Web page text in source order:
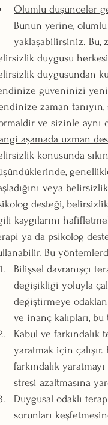
Olumlu düşünceler
Bunun yerine,
yaklaşabilirsiniz. Bu,
duygusu
duygusundan
güveninizi
zaman
ve sizinle aynı
aşamada uzman
konusunda
veya
desteği,
kaygılarını
ya da psikolog
Bu
Bilişsel davranışçı
değişikliği yoluyla
değiştirmeye
ve inanç kalıpları,
Kabul ve farkındalık
yaratmak için
farkındalık
stresi azaltmasına
Duygusal odaklı
sorunları